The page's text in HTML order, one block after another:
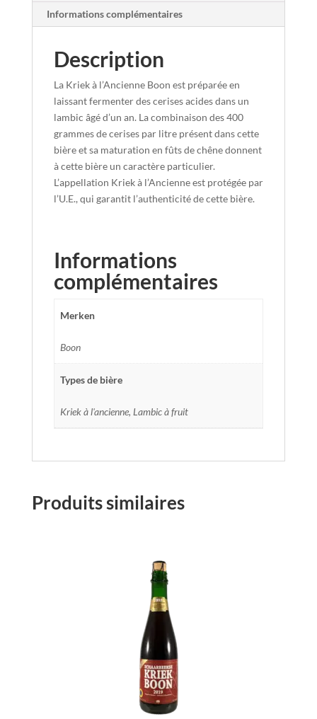
Informations complémentaires
Description
La Kriek à l’Ancienne Boon est préparée en
laissant fermenter des cerises acides dans un
lambic âgé d’un an. La combinaison des 400
grammes de cerises par litre présent dans cette
bière et sa maturation en fûts de chêne donnent
à cette bière un caractère particulier.
L’appellation Kriek à l’Ancienne est protégée par
l’U.E., qui garantit l’authenticité de cette bière.
Informations
complémentaires
Merken
Boon
Types de bière
Kriek à l'ancienne, Lambic à fruit
Produits similaires